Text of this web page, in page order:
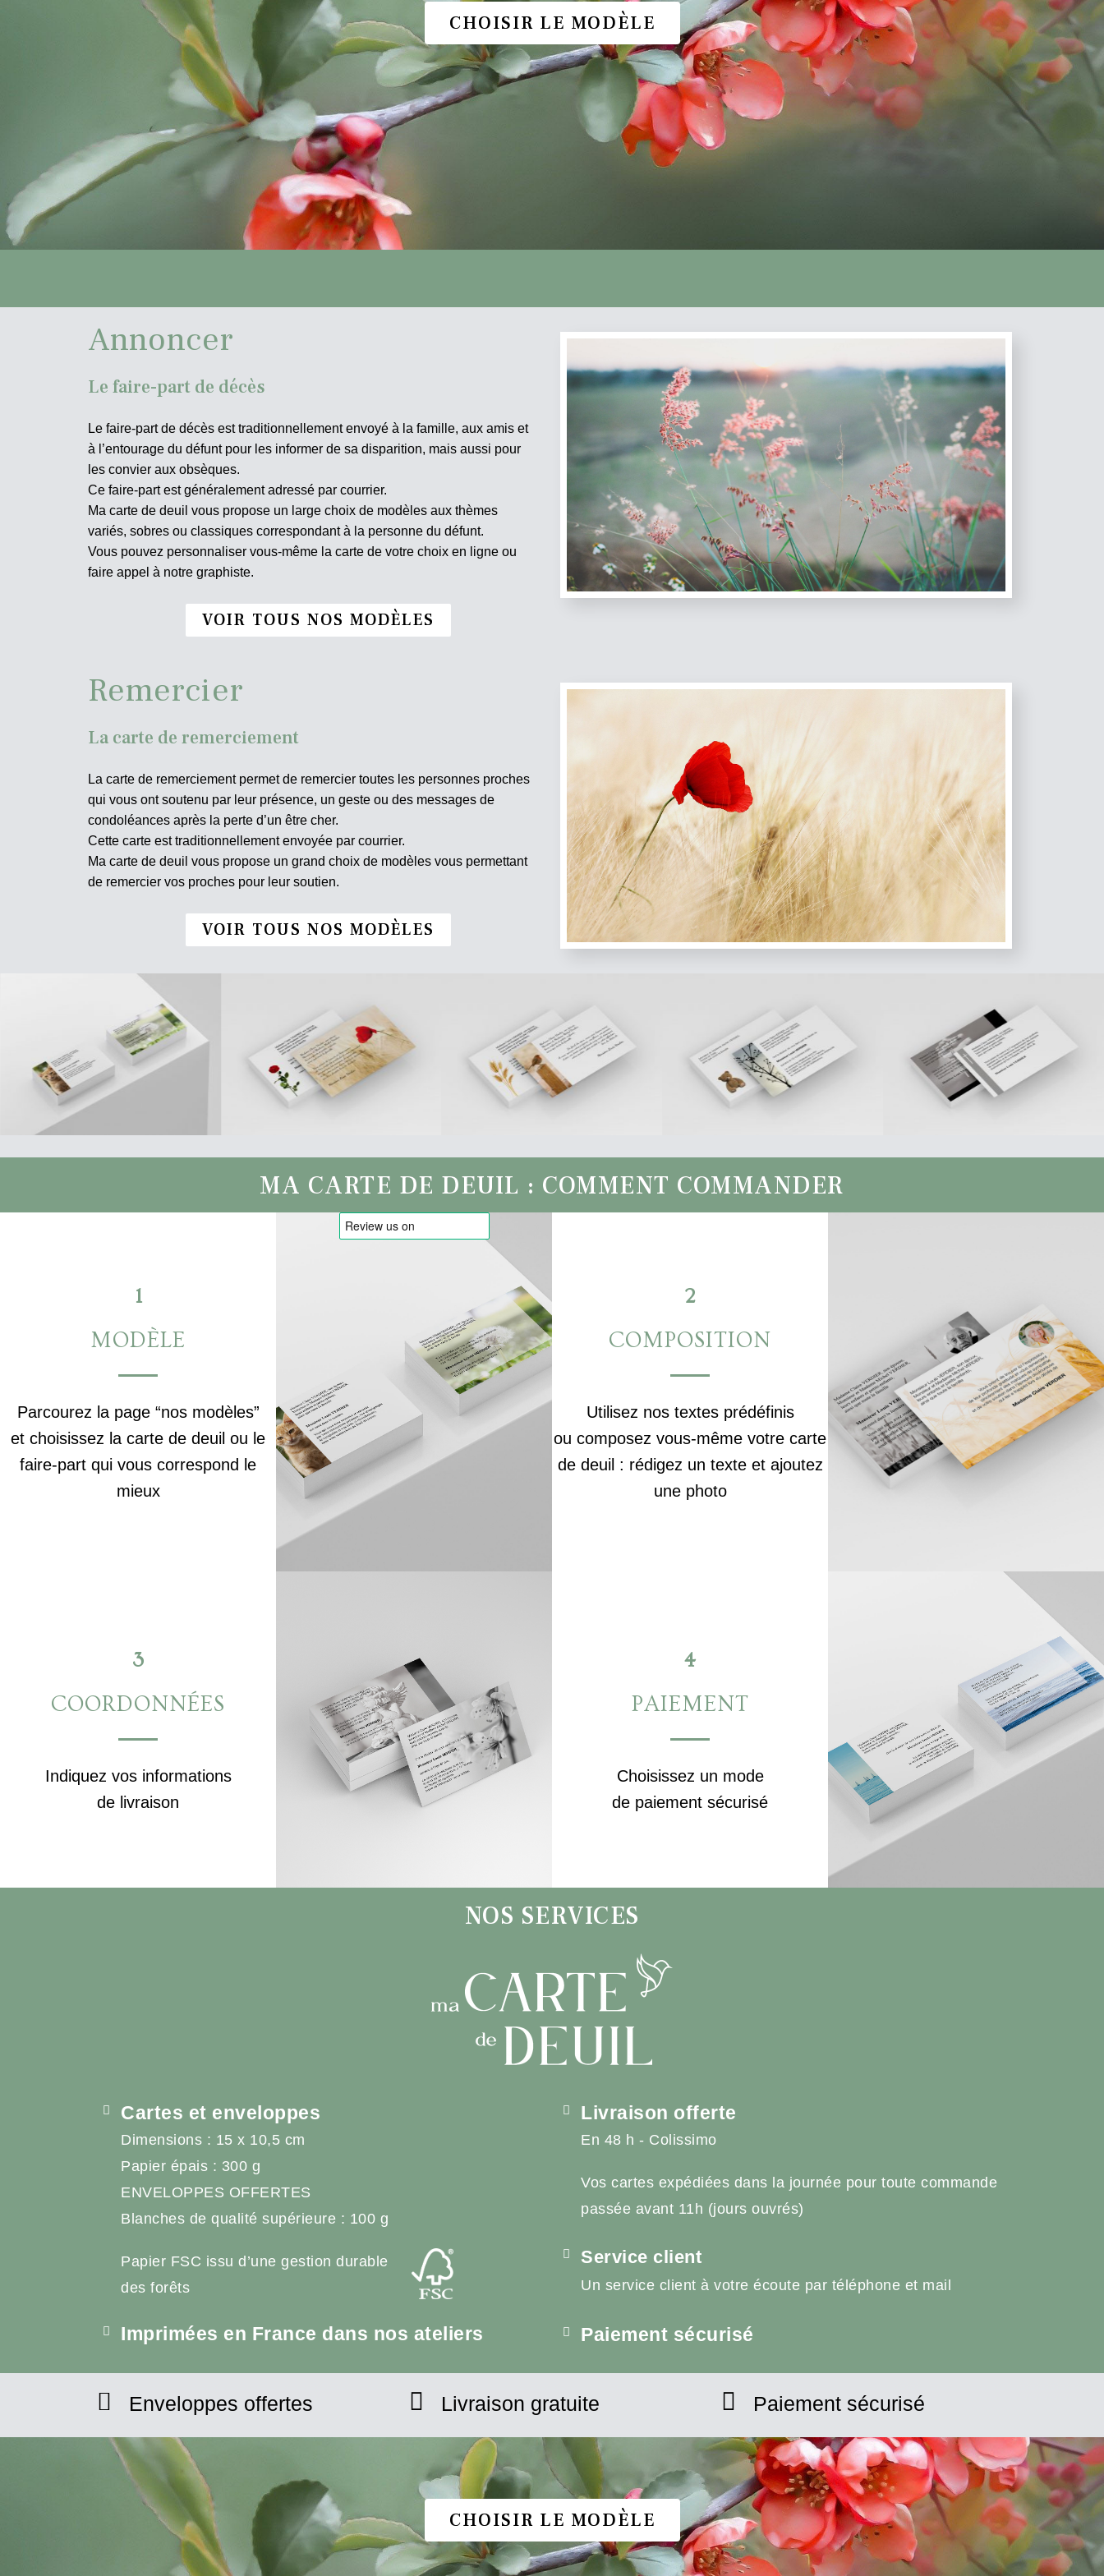
CHOISIR LE MODÈLE
Annoncer
Le faire-part de décès
Le faire-part de décès est traditionnellement envoyé à la famille, aux amis et
à l’entourage du défunt pour les informer de sa disparition, mais aussi pour
les convier aux obsèques.
Ce faire-part est généralement adressé par courrier.
Ma carte de deuil vous propose un large choix de modèles aux thèmes
variés, sobres ou classiques correspondant à la personne du défunt.
Vous pouvez personnaliser vous-même la carte de votre choix en ligne ou
faire appel à notre graphiste.
VOIR TOUS NOS MODÈLES
Remercier
La carte de remerciement
La carte de remerciement permet de remercier toutes les personnes proches
qui vous ont soutenu par leur présence, un geste ou des messages de
condoléances après la perte d’un être cher.
Cette carte est traditionnellement envoyée par courrier.
Ma carte de deuil vous propose un grand choix de modèles vous permettant
de remercier vos proches pour leur soutien.
VOIR TOUS NOS MODÈLES
MA CARTE DE DEUIL : COMMENT COMMANDER
1
MODÈLE
Parcourez la page “nos modèles”
et choisissez la carte de deuil ou le
faire-part qui vous correspond le
mieux
2
COMPOSITION
Utilisez nos textes prédéfinis
ou composez vous-même votre carte
de deuil : rédigez un texte et ajoutez
une photo
3
COORDONNÉES
Indiquez vos informations
de livraison
4
PAIEMENT
Choisissez un mode
de paiement sécurisé
NOS SERVICES
Cartes et enveloppes
Dimensions : 15 x 10,5 cm
Papier épais : 300 g
ENVELOPPES OFFERTES
Blanches de qualité supérieure : 100 g
Papier FSC issu d’une gestion durable
des forêts
Imprimées en France dans nos ateliers
Livraison offerte
En 48 h - Colissimo
Vos cartes expédiées dans la journée pour toute commande
passée avant 11h (jours ouvrés)
Service client
Un service client à votre écoute par téléphone et mail
Paiement sécurisé
Enveloppes offertes Livraison gratuite Paiement sécurisé
CHOISIR LE MODÈLE